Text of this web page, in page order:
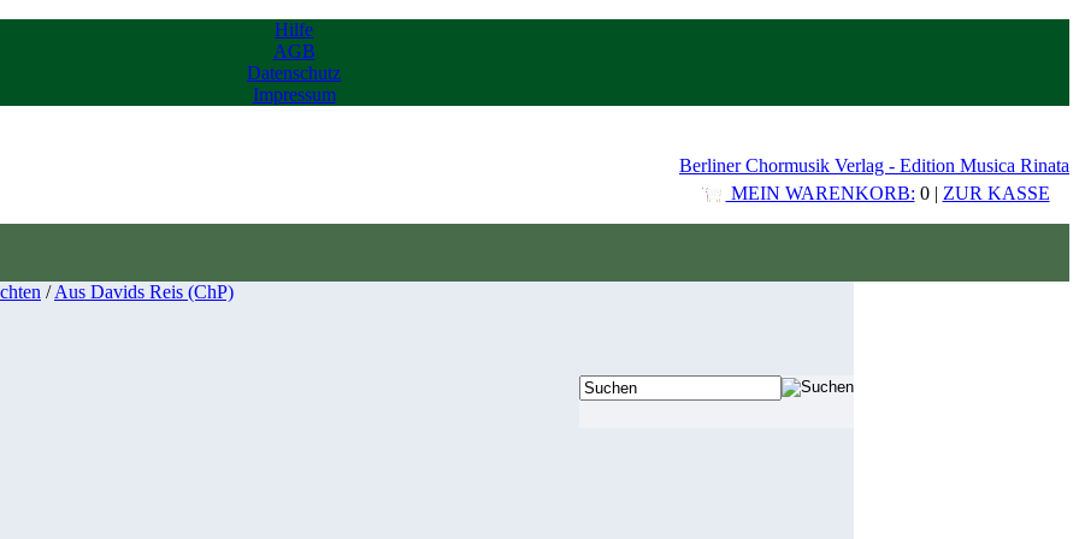
Hilfe
AGB
Datenschutz
Impressum
Berliner Chormusik Verlag - Edition Musica Rinata
MEIN WARENKORB: 0 | ZUR KASSE
/Aus Davids Reis (ChP)